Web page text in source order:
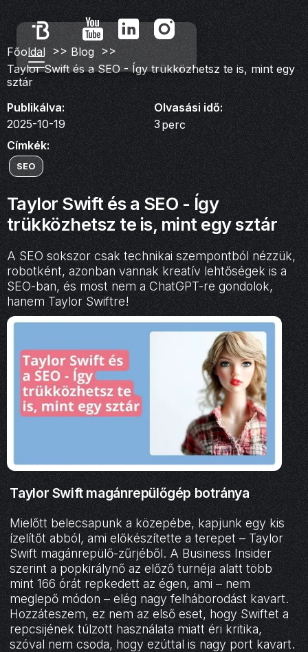
Főoldal >> Blog >>
Taylor Swift és a SEO - Így trükközhetsz te is, mint egy
sztár
Publikálva:
2025-10-19
Olvasási idő:
3perc
Címkék:
SEO
Taylor Swift és a SEO - Így
trükközhetsz te is, mint egy sztár
A SEO sokszor csak technikai szempontból nézzük,
robotként, azonban vannak kreatív lehtőségek is a
SEO-ban, és most nem a ChatGPT-re gondolok,
hanem Taylor Swiftre!
Taylor Swift magánrepülőgép botránya
Mielőtt belecsapunk a közepébe, kapjunk egy kis
ízelítőt abból, ami előkészítette a terepet – Taylor
Swift magánrepülő-zűrjéből. A Business Insider
szerint a popkirálynő az előző turnéja alatt több
mint 166 órát repkedett az égen, ami – nem
meglepő módon – elég nagy felháborodást kavart.
Hozzáteszem, ez nem az első eset, hogy Swiftet a
repcsijének túlzott használata miatt éri kritika,
szóval nem csoda, hogy ezúttal is nagy port kavart.